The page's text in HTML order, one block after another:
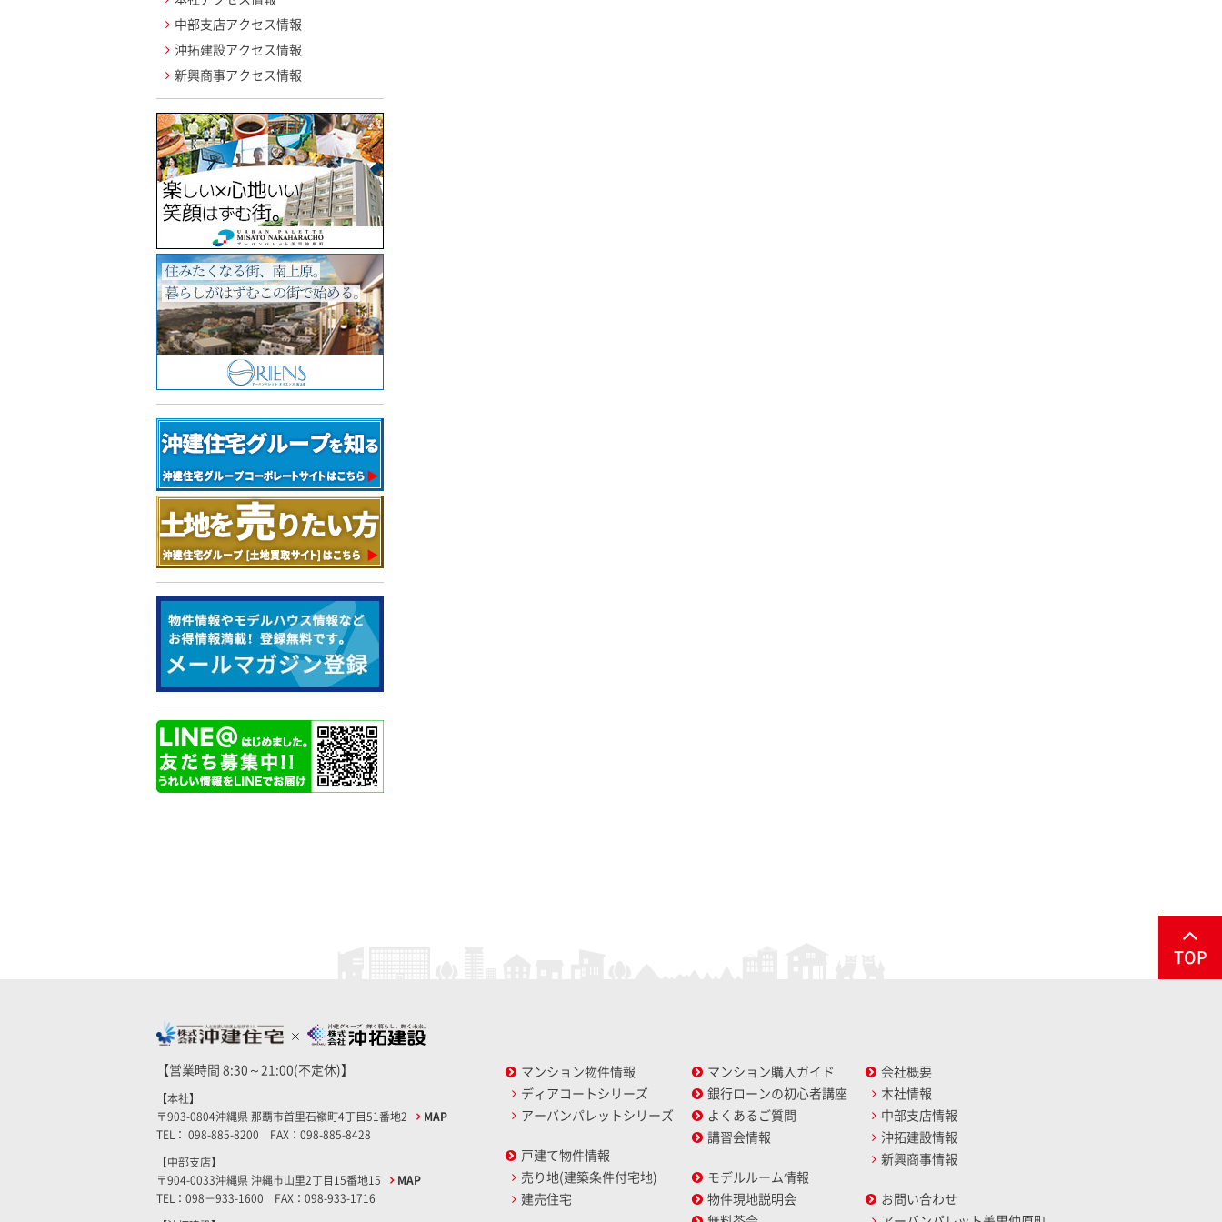
中部支店アクセス情報
沖拓建設アクセス情報
新興商事アクセス情報
TOP
マンション物件情報
ディアコートシリーズ
アーバンパレットシリーズ
戸建て物件情報
売り地(建築条件付宅地)
建売住宅
マンション購入ガイド
銀行ローンの初心者講座
よくあるご質問
講習会情報
モデルルーム情報
物件現地説明会
会社概要
本社情報
中部支店情報
沖拓建設情報
新興商事情報
お問い合わせ
【営業時間 8:30～21:00(不定休)】
【本社】
〒903-0804沖縄県 那覇市首里石嶺町4丁目51番地2
MAP
TEL： 098-885-8200 FAX：098-885-8428
【中部支店】
〒904-0033沖縄県 沖縄市山里2丁目15番地15
MAP
TEL：098－933-1600 FAX：098-933-1716